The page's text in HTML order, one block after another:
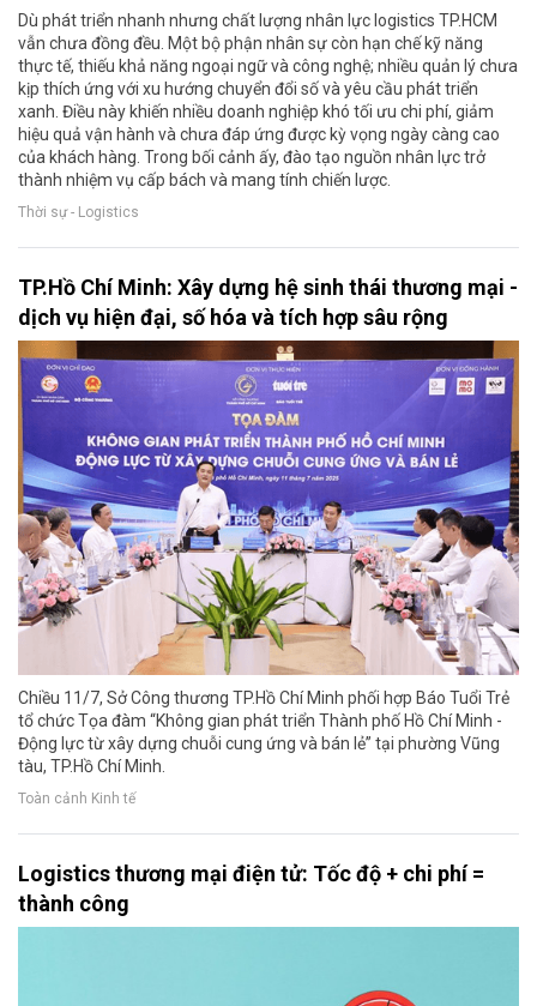
Dù phát triển nhanh nhưng chất lượng nhân lực logistics TP.HCM
vẫn chưa đồng đều. Một bộ phận nhân sự còn hạn chế kỹ năng
thực tế, thiếu khả năng ngoại ngữ và công nghệ; nhiều quản lý chưa
kịp thích ứng với xu hướng chuyển đổi số và yêu cầu phát triển
xanh. Điều này khiến nhiều doanh nghiệp khó tối ưu chi phí, giảm
hiệu quả vận hành và chưa đáp ứng được kỳ vọng ngày càng cao
của khách hàng. Trong bối cảnh ấy, đào tạo nguồn nhân lực trở
thành nhiệm vụ cấp bách và mang tính chiến lược.
Thời sự - Logistics
TP.Hồ Chí Minh: Xây dựng hệ sinh thái thương mại -
dịch vụ hiện đại, số hóa và tích hợp sâu rộng
Chiều 11/7, Sở Công thương TP.Hồ Chí Minh phối hợp Báo Tuổi Trẻ
tổ chức Tọa đàm “Không gian phát triển Thành phố Hồ Chí Minh -
Động lực từ xây dựng chuỗi cung ứng và bán lẻ” tại phường Vũng
tàu, TP.Hồ Chí Minh.
Toàn cảnh Kinh tế
Logistics thương mại điện tử: Tốc độ + chi phí =
thành công